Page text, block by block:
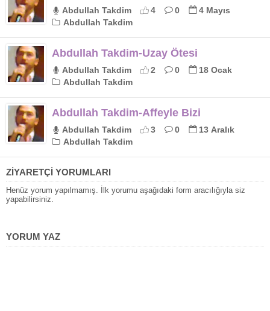
Abdullah Takdim 4 0
4 Mayıs
Abdullah Takdim
Abdullah Takdim-Uzay Ötesi
Abdullah Takdim 2 0
18 Ocak
Abdullah Takdim
Abdullah Takdim-Affeyle Bizi
Abdullah Takdim 3 0
13 Aralık
Abdullah Takdim
ZİYARETÇİ YORUMLARI
Henüz yorum yapılmamış. İlk yorumu aşağıdaki form aracılığıyla siz
yapabilirsiniz.
YORUM YAZ